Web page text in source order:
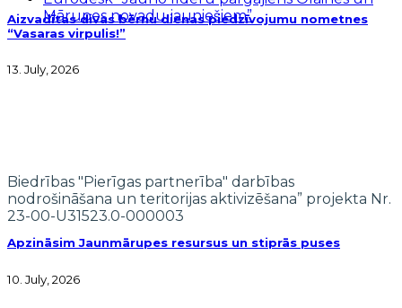
Aizvadītas divas bērnu dienas piedzīvojumu nometnes
“Vasaras virpulis!”
13. July, 2026
Apzināsim Jaunmārupes resursus un stiprās puses
10. July, 2026
Mārupes novadu jauniešiem”
Biedrības "Pierīgas partnerība" darbības
nodrošināšana un teritorijas aktivizēšana” projekta Nr.
23-00-U31523.0-000003